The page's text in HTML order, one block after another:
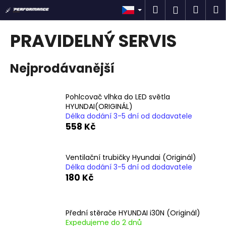
na
obsah
Hledat
PRAVIDELNÝ SERVIS
Nejprodávanější
Pohlcovač vlhka do LED světla
HYUNDAI(ORIGINÁL)
Délka dodání 3-5 dní od dodavatele
558 Kč
Ventilační trubičky Hyundai (Originál)
Délka dodání 3-5 dní od dodavatele
180 Kč
Přední stěrače HYUNDAI i30N (Originál)
Expedujeme do 2 dnů
K
o
o